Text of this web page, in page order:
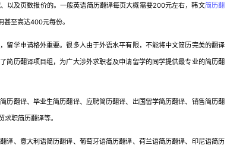
及页数报价的。一般英语简历翻译每页大概需要200元左右，韩文简历翻
至高达400元每份。
学申请格外重要。很多人由于外语水平有限，不能将中文简历完美的翻译
简历翻译项目组，为广大涉外求职者及申请留学的同学提供最专业的简历翻
翻译、毕业生简历翻译、应聘简历翻译、出国留学简历翻译、销售简历翻
职简历翻译等。
、意大利语简历翻译、葡萄牙语简历翻译、荷兰语简历翻译、印尼语简历